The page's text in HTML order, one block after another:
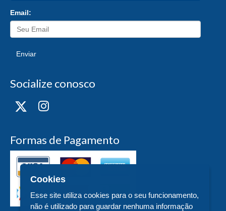
Email:
Enviar
Socialize conosco
Formas de Pagamento
Cookies
Esse site utiliza cookies para o seu funcionamento,
não é utilizado para guardar nenhuma informação